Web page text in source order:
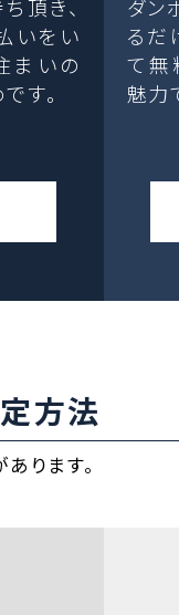
頂き、
いをい
まいの
す。
ダン
るだ
て無
魅力
方法
ります。